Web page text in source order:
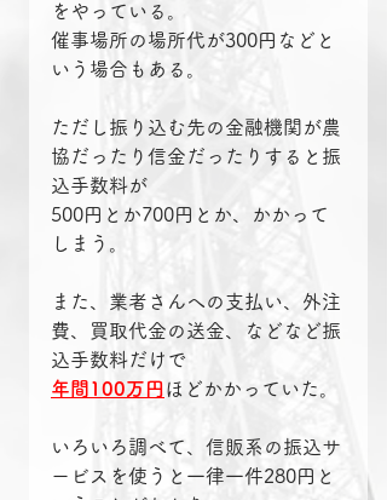
をやっている。
催事場所の場所代が300円などと
いう場合もある。
ただし振り込む先の金融機関が農
協だったり信金だったりすると振
込手数料が
500円とか700円とか、かかって
しまう。
また、業者さんへの支払い、外注
費、買取代金の送金、などなど振
込手数料だけで
年間100万円ほどかかっていた。
いろいろ調べて、信販系の振込サ
ービスを使うと一律一件280円と